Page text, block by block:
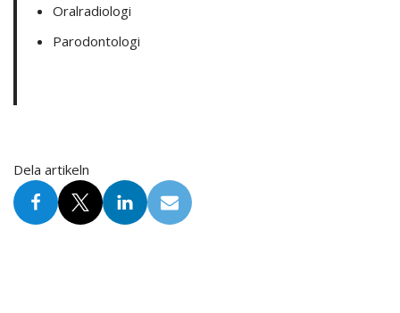
Oralradiologi
Parodontologi
Dela artikeln